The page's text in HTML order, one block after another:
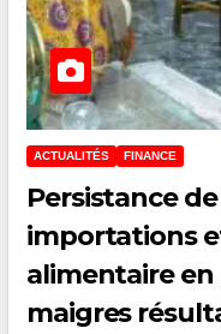
ACTUALITÉS FINANCE
Persistance
importations
alimentaire en
maigres